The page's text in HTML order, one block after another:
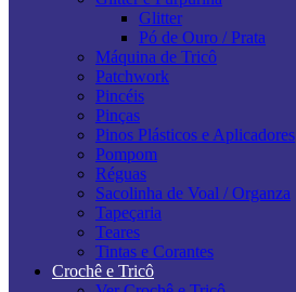
Glitter
Pó de Ouro / Prata
Máquina de Tricô
Patchwork
Pincéis
Pinças
Pinos Plásticos e Aplicadores
Pompom
Réguas
Sacolinha de Voal / Organza
Tapeçaria
Teares
Tintas e Corantes
Crochê e Tricô